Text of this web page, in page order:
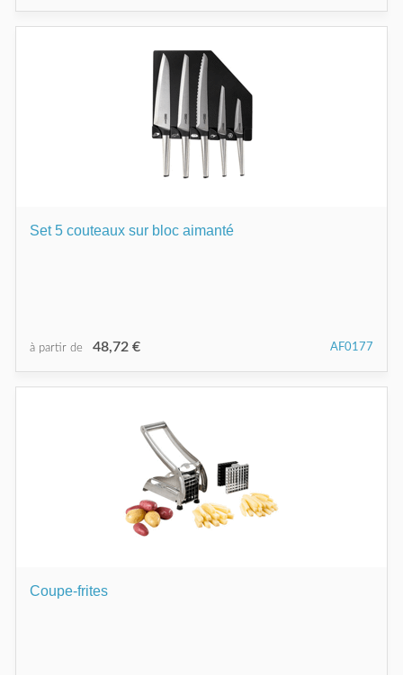
Set 5 couteaux sur bloc aimanté
à partir de 48,72 € AF0177
Coupe-frites